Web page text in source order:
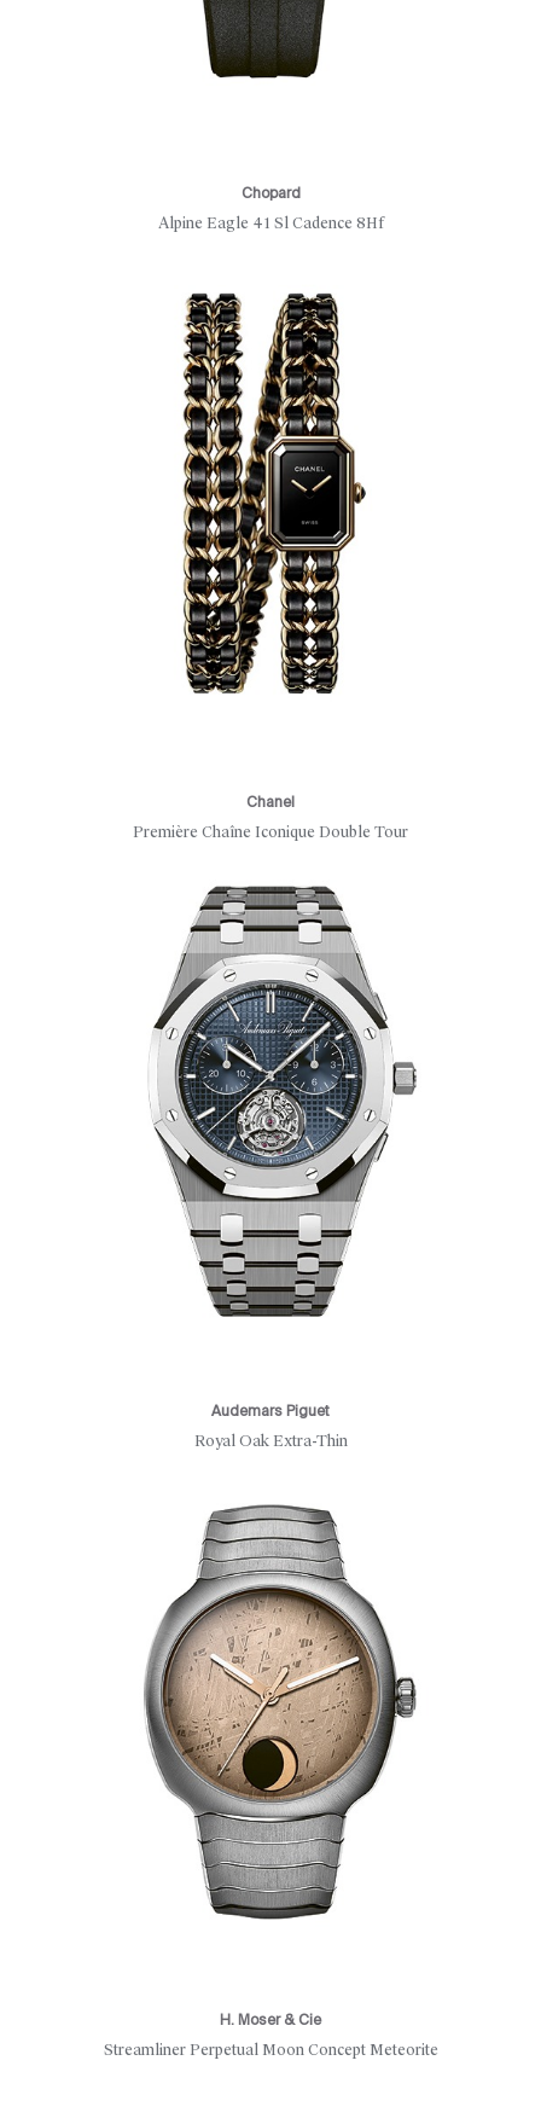
Chopard
Alpine Eagle 41 Sl Cadence 8Hf
Chanel
Première Chaîne Iconique Double Tour
Audemars Piguet
Royal Oak Extra-Thin
H. Moser & Cie
Streamliner Perpetual Moon Concept Meteorite